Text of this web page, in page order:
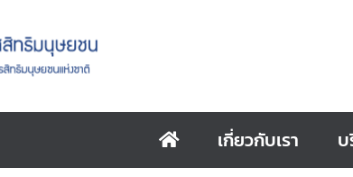
เกี่ยวกับเรา บ